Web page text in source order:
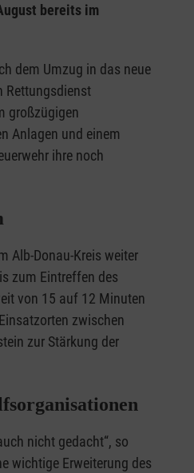
bereits im
dem Umzug in das neue
Rettungsdienst
großzügigen
Anlagen und einem
ihre noch
Alb-Donau-Kreis weiter
zum Eintreffen des
von 15 auf 12 Minuten
zwischen
zur Stärkung der
nicht gedacht“, so
wichtige Erweiterung des